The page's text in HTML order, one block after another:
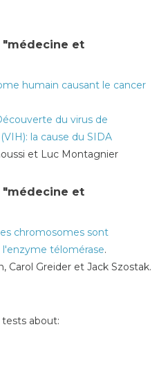
"médecine et
humain causant le cancer
du virus de
la cause du SIDA
et Luc Montagnier
"médecine et
chromosomes sont
télomérase.
Carol Greider et Jack Szostak.
about: